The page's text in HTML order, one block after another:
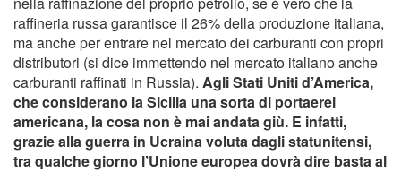
raffineria russa garantisce il 26% della produzione italiana,
ma anche per entrare nel mercato dei carburanti con propri
distributori (si dice immettendo nel mercato italiano anche
carburanti raffinati in Russia). Agli Stati Uniti d’America,
che considerano la Sicilia una sorta di portaerei
americana, la cosa non è mai andata giù. E infatti,
grazie alla guerra in Ucraina voluta dagli statunitensi,
tra qualche giorno l’Unione europea dovrà dire basta al